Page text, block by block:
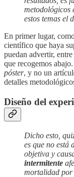
metodológicos
estos temas el
En primer lugar,
científico que haya
puedan advertir,
que recogemos
póster, y no un
detalles
Diseño del
Dicho esto,
es que no está
objetiva y
intermitente
mortalidad por